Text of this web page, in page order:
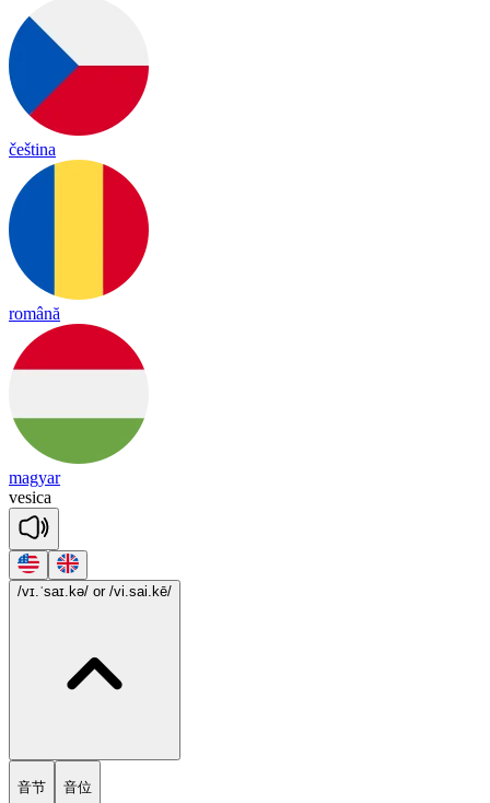
čeština
română
magyar
vesica
/vɪ.ˈsaɪ.kə/ or /vi.sai.kē/
音节 音位